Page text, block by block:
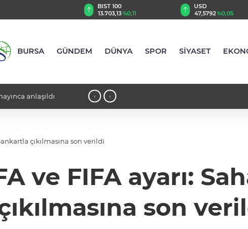
BIST 100
13.703,13%0,11
USD
47,5792%0,05
BURSA GÜNDEM DÜNYA SPOR SİYASET
anlaşıldı ‹ ›
çıkılmasına son verildi
ve FIFA ayarı:
son